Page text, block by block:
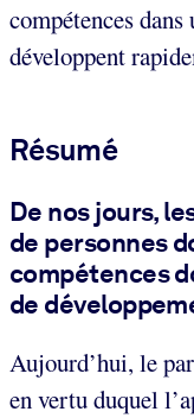
compétences
développent
Résumé
De nos jours,
de personnes
compétences
de
Aujourd’hui, le
en vertu duquel